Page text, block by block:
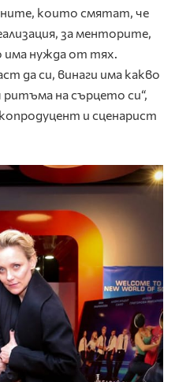
които смятат, че
за менторите,
има нужда от тях.
да си, винаги има какво
на сърцето си“,
и сценарист